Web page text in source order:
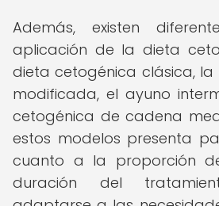
Además, existen
aplicación de la dieta
dieta cetogénica clásica,
modificada, el ayuno
cetogénica de cadena
estos modelos presenta
cuanto a la proporción
duración del